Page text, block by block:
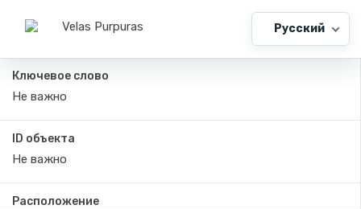
Русский
Ключевое слово
ID объекта
Расположение